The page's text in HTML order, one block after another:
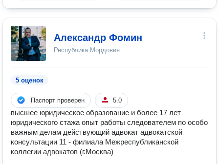
Александр Фомин
Республика Мордовия
5 оценок
Паспорт проверен 5.0
высшее юридическое образование и более 17 лет
юридического стажа опыт работы следователем по особо
важным делам действующий адвокат адвокатской
консультации 11 - филиала Межреспубликанской
коллегии адвокатов (г.Москва)